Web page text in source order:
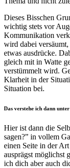
Dieses Bisschen
wichtig stets vor
Kommunikation
wird dabei
etwas ausdrücke.
gleich mit in Watte
verstümmelt wird.
Klarheit in der
Situation bei.
Das verstehe ich dann
Hier ist dann die
sagen?” in vollem
einen Seite in der
ausprägst möglichst
ich dich aber auch